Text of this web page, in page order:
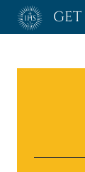
Passa